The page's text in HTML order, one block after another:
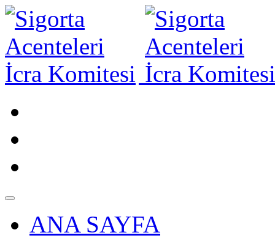
ANA SAYFA